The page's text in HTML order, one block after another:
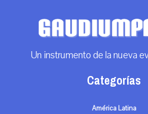
Un instrumento de la nueva
Categorías
América Latina